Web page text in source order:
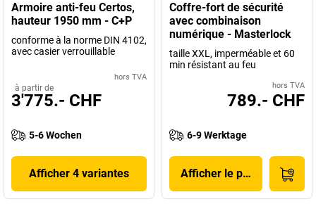
Armoire anti-feu Certos,
hauteur 1950 mm - C+P
conforme à la norme DIN 4102,
avec casier verrouillable
hors TVA
à partir de
3'775.- CHF
5-6 Wochen
Afficher 4 variantes
Coffre-fort de sécurité
avec combinaison
numérique - Masterlock
taille XXL, imperméable et 60
min résistant au feu
hors TVA
789.- CHF
6-9 Werktage
Afficher le produit